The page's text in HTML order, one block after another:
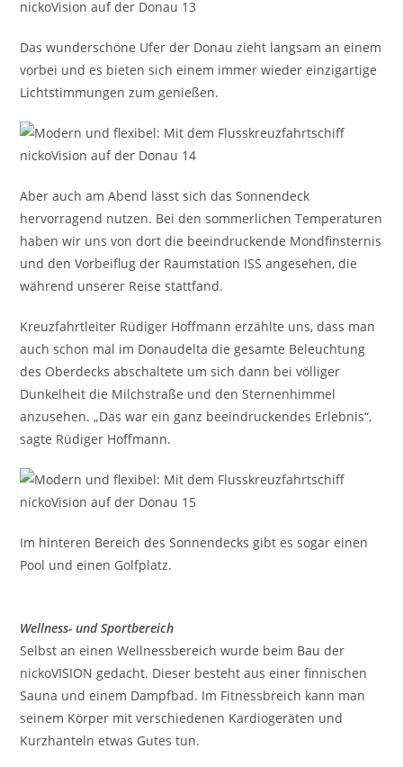
Das wunderschöne Ufer der Donau zieht langsam an einem
vorbei und es bieten sich einem immer wieder einzigartige
Lichtstimmungen zum genießen.
Aber auch am Abend lässt sich das Sonnendeck
hervorragend nutzen. Bei den sommerlichen Temperaturen
haben wir uns von dort die beeindruckende Mondfinsternis
und den Vorbeiflug der Raumstation ISS angesehen, die
während unserer Reise stattfand.
Kreuzfahrtleiter Rüdiger Hoffmann erzählte uns, dass man
auch schon mal im Donaudelta die gesamte Beleuchtung
des Oberdecks abschaltete um sich dann bei völliger
Dunkelheit die Milchstraße und den Sternenhimmel
anzusehen. „Das war ein ganz beeindruckendes Erlebnis“,
sagte Rüdiger Hoffmann.
Im hinteren Bereich des Sonnendecks gibt es sogar einen
Pool und einen Golfplatz.
Wellness- und Sportbereich
Selbst an einen Wellnessbereich wurde beim Bau der
nickoVISION gedacht. Dieser besteht aus einer finnischen
Sauna und einem Dampfbad. Im Fitnessbreich kann man
seinem Körper mit verschiedenen Kardiogeräten und
Kurzhanteln etwas Gutes tun.